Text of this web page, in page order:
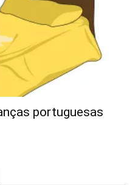
portuguesas